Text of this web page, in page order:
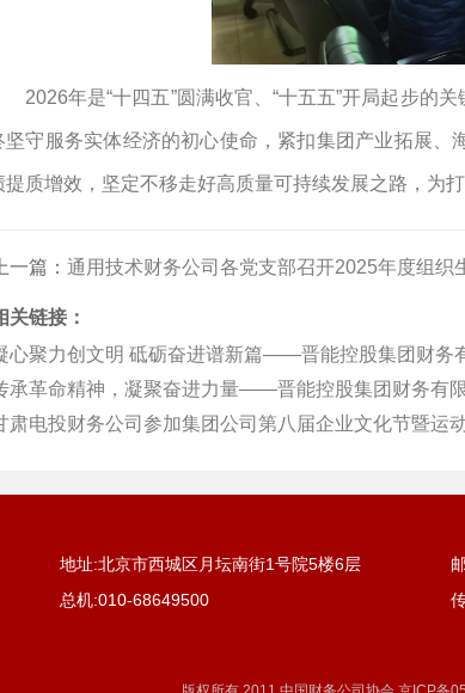
2026年是“十四五”圆满收官、“十五五”开局起步的
坚守服务实体经济的初心使命，紧扣集团产业拓展
提质增效，坚定不移走好高质量可持续发展之路，为
上一篇： 通用技术财务公司各党支部召开2025年度组织
关链接：
心聚力创文明 砥砺奋进谱新篇——晋能控股集团财务
承革命精神，凝聚奋进力量——晋能控股集团财务有
肃电投财务公司参加集团公司第八届企业文化节暨运
地址:北京市西城区月坛南街1号院5楼6层
总机:010-68649500